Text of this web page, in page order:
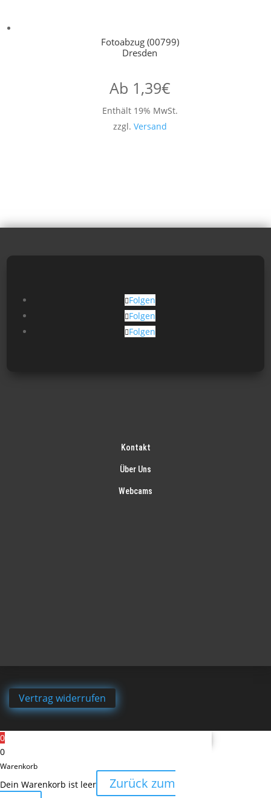
Fotoabzug (00799)
Dresden
Ab 1,39€
Enthält 19% MwSt.
zzgl. Versand
Folgen
Folgen
Folgen
Kontakt
Über Uns
Webcams
Vertrag widerrufen
0
0
Warenkorb
Dein Warenkorb ist leer
Zurück zum